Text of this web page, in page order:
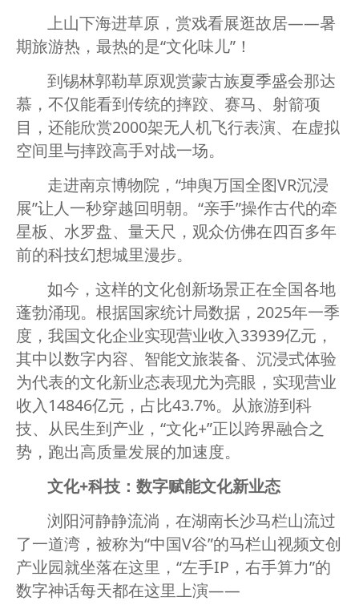
上山下海进草原，赏戏看展逛故居——暑
期旅游热，最热的是“文化味儿”！
到锡林郭勒草原观赏蒙古族夏季盛会那达
慕，不仅能看到传统的摔跤、赛马、射箭项
目，还能欣赏2000架无人机飞行表演、在虚拟
空间里与摔跤高手对战一场。
走进南京博物院，“坤舆万国全图VR沉浸
展”让人一秒穿越回明朝。“亲手”操作古代的牵
星板、水罗盘、量天尺，观众仿佛在四百多年
前的科技幻想城里漫步。
如今，这样的文化创新场景正在全国各地
蓬勃涌现。根据国家统计局数据，2025年一季
度，我国文化企业实现营业收入33939亿元，
其中以数字内容、智能文旅装备、沉浸式体验
为代表的文化新业态表现尤为亮眼，实现营业
收入14846亿元，占比43.7%。从旅游到科
技、从民生到产业，“文化+”正以跨界融合之
势，跑出高质量发展的加速度。
文化+科技：数字赋能文化新业态
浏阳河静静流淌，在湖南长沙马栏山流过
了一道湾，被称为“中国V谷”的马栏山视频文创
产业园就坐落在这里，“左手IP，右手算力”的
数字神话每天都在这里上演——